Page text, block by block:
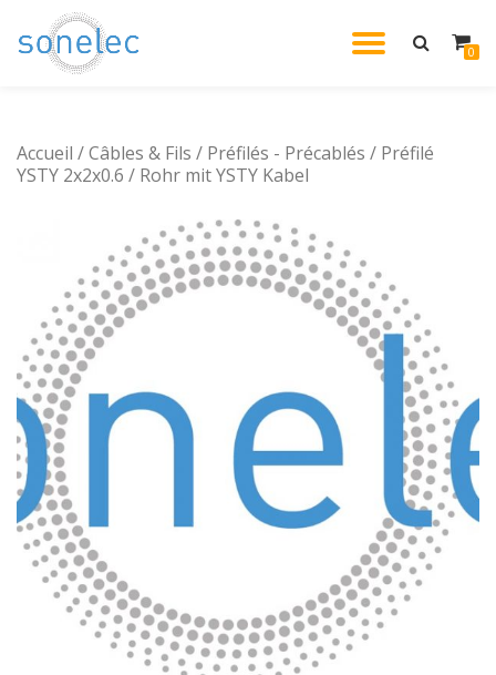
Aller
0
Accueil /Câbles & Fils / Préfilés - Précablés / Préfilé
YSTY 2x2x0.6 / Rohr mit YSTY Kabel